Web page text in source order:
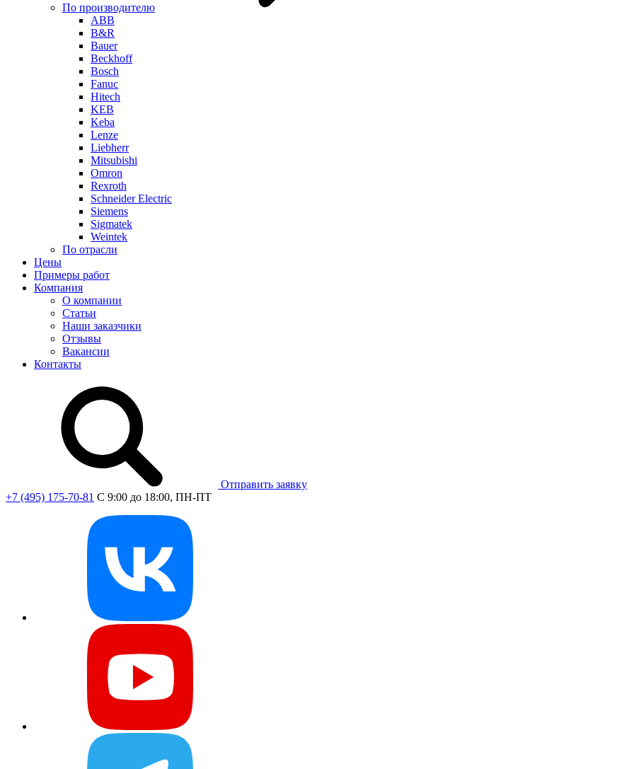
По производителю
ABB
B&R
Bauer
Beckhoff
Bosch
Fanuc
Hitech
KEB
Keba
Lenze
Liebherr
Mitsubishi
Omron
Rexroth
Schneider Electric
Siemens
Sigmatek
Weintek
По отрасли
Цены
Примеры работ
Компания
О компании
Статьи
Наши заказчики
Отзывы
Вакансии
Контакты
Отправить заявку
+7 (495) 175-70-81 C 9:00 до 18:00, ПН-ПТ